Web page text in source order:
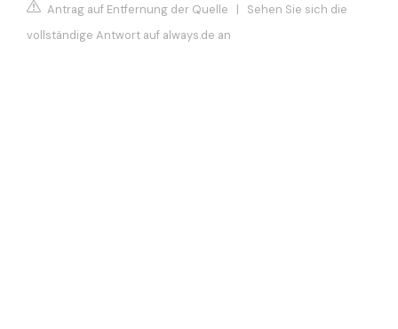
Antrag auf Entfernung der Quelle | Sehen Sie sich die
vollständige Antwort auf always.de an